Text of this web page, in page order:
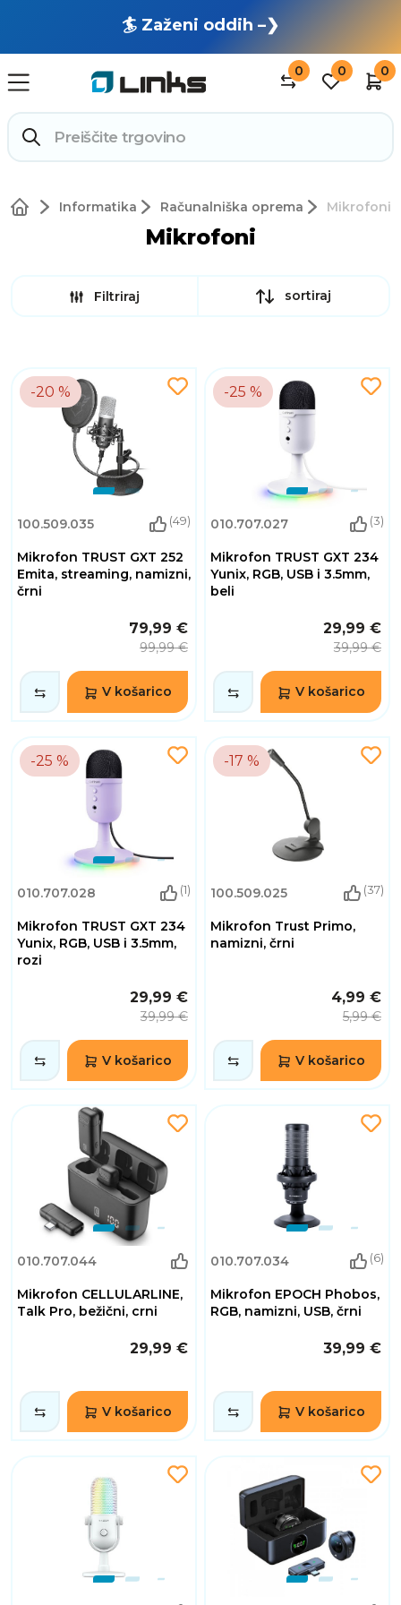
🏄 Zaženi oddih –❯
0 0 0
Informatika Računalniška oprema Mikrofoni
Mikrofoni
Filtriraj sortiraj
-20 %
100.509.035 (49)
Mikrofon TRUST GXT 252
Emita, streaming, namizni,
črni
79,99 €
99,99 €
V košarico
-25 %
010.707.027 (3)
Mikrofon TRUST GXT 234
Yunix, RGB, USB i 3.5mm,
beli
29,99 €
39,99 €
V košarico
-25 %
010.707.028 (1)
Mikrofon TRUST GXT 234
Yunix, RGB, USB i 3.5mm,
rozi
29,99 €
39,99 €
V košarico
-17 %
100.509.025 (37)
Mikrofon Trust Primo,
namizni, črni
4,99 €
5,99 €
V košarico
010.707.044
Mikrofon CELLULARLINE,
Talk Pro, bežični, crni
29,99 €
V košarico
010.707.034 (6)
Mikrofon EPOCH Phobos,
RGB, namizni, USB, črni
39,99 €
V košarico